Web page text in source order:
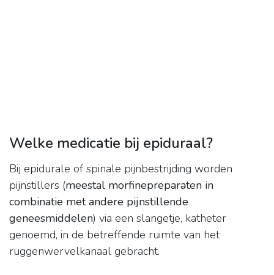
Welke medicatie bij epiduraal?
Bij epidurale of spinale pijnbestrijding worden
pijnstillers (meestal morfinepreparaten in
combinatie met andere pijnstillende
geneesmiddelen) via een slangetje, katheter
genoemd, in de betreffende ruimte van het
ruggenwervelkanaal gebracht.